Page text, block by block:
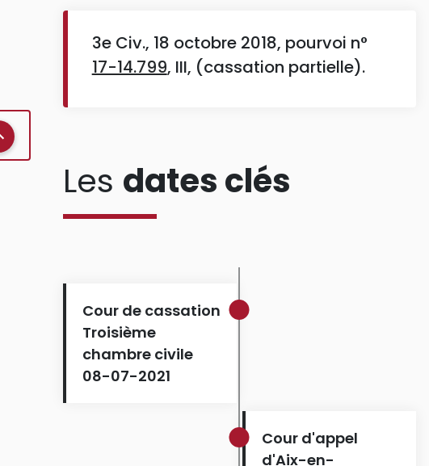
3e Civ., 18 octobre 2018, pourvoi n°
17-14.799, III, (cassation partielle).
Les dates clés
Cour de cassation
Troisième
chambre civile
08-07-2021
Cour d'appel
d'Aix-en-